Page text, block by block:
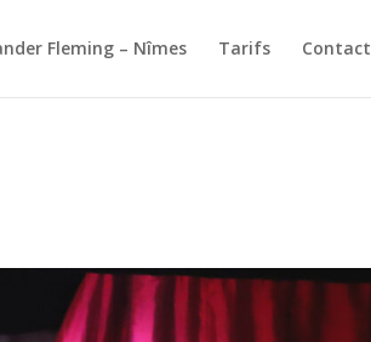
Fleming – Nîmes Tarifs Contact